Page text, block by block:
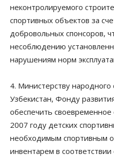
неконтролируемого
спортивных объектов за
добровольных спонсоров,
несоблюдению
нарушениям норм
4. Министерству
Узбекистан, Фонду
обеспечить
2007 году детских
необходимым спортивным
инвентарем в